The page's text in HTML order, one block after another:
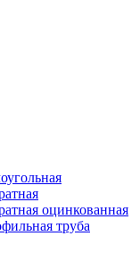
оцинкованная
труба